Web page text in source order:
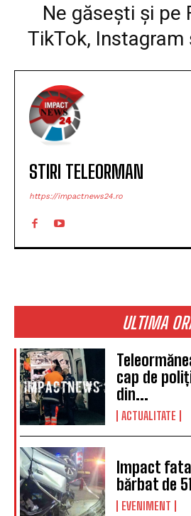
ULTIMA
cap de
din...
ACTUALITATE
Impact
bărbat de
EVENIMENT
Ne găsești și pe
TikTok, Instagram
STIRI TELEORMAN
https://impactnews24.ro